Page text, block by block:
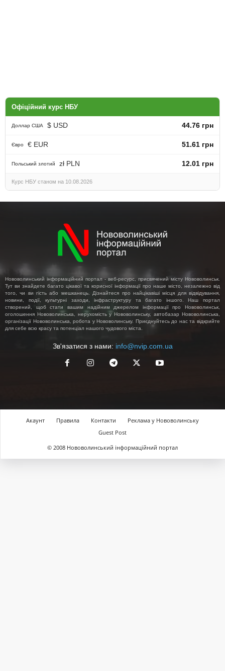
Офіційний курс НБУ
Доллар США $ USD 44.76 грн
Євро € EUR 51.61 грн
Польський злотий zł PLN 12.01 грн
Курс НБУ станом на 10.08.2026
Нововолинський інформаційний портал - веб-ресурс, присвячений місту Нововолинськ.
Тут ви знайдете багато цікавої та корисної інформації про наше місто, незалежно від
того, чи ви гість або мешканець. Дізнайтеся про найцікавіші місця для відвідування,
новини, події, культурні заходи, інфраструктуру та багато іншого. Наш портал
створений, щоб стати вашим надійним джерелом інформації про Нововолинськ,
оголошення Нововолинська, нерухомість у Нововолинську, автобазар Нововолинська,
організації Нововолинська, робота у Нововолинську. Приєднуйтесь до нас та відкрийте
для себе всю красу та потенціал нашого чудового міста.
Зв'язатися з нами: info@nvip.com.ua
Акаунт Правила Контакти
Реклама у Нововолинську
Guest Post
© 2008 Нововолинський інформаційний портал